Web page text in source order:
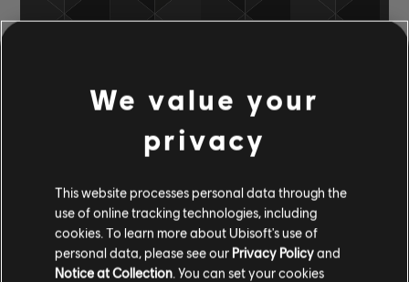
Libreria brani
Artisti A-Z
Beto y Sus Canarios
Y Fracasé
ARRANGIAMENTI
VERIFICATI
We value your
privacy
This website processes personal data through the
use of online tracking technologies, including
cookies. To learn more about Ubisoft's use of
personal data, please see our Privacy Policyand
Notice at Collection . You can set your cookies